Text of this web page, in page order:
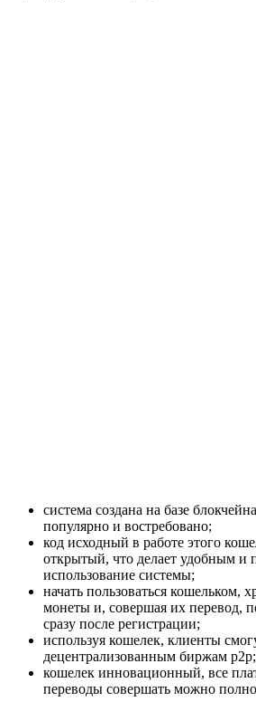
система создана на базе
популярно и востребовано;
код исходный в работе этого
открытый, что делает удобным и
использование системы;
начать пользоваться кошельком,
монеты и, совершая их перевод,
сразу после регистрации;
используя кошелек, клиенты
децентрализованным биржам р2р;
кошелек инновационный, все
переводы совершать можно